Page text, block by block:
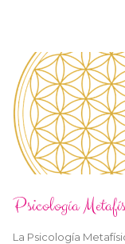
Psicología
La Psicología